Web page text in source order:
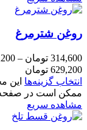
روغن شترمرغ
314,600 تومان –
629,200 تومان
انتخاب گزینه‌ها این
ممکن است در
مشاهده سریع